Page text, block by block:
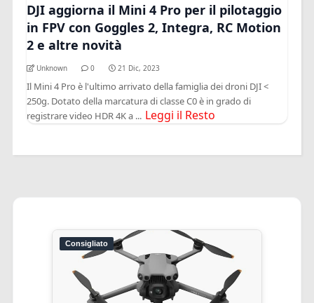
DJI aggiorna il Mini 4 Pro per il pilotaggio
in FPV con Goggles 2, Integra, RC Motion
2 e altre novità
Unknown 0 21 Dic, 2023
Il Mini 4 Pro è l'ultimo arrivato della famiglia dei droni DJI <
250g. Dotato della marcatura di classe C0 è in grado di
registrare video HDR 4K a ... Leggi il Resto
Consigliato